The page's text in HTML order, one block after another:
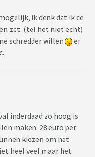
ik denk dat ik de
zet. (tel het niet echt)
schredder willen
er
inderdaad zo hoog is
maken. 28 euro per
kiezen om het
heel veel maar het